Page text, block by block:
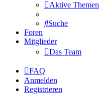
Aktive Themen
Suche
Foren
Mitglieder
Das Team
FAQ
Anmelden
Registrieren